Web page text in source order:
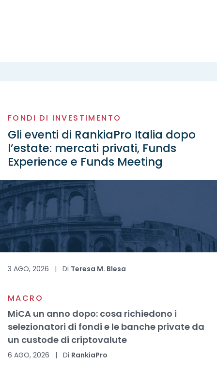
FONDI DI INVESTIMENTO
Gli eventi di RankiaPro Italia dopo
l’estate: mercati privati, Funds
Experience e Funds Meeting
3 AGO, 2026 | Di Teresa M. Blesa
MACRO
MiCA un anno dopo: cosa richiedono i
selezionatori di fondi e le banche private da
un custode di criptovalute
6 AGO, 2026 | Di RankiaPro